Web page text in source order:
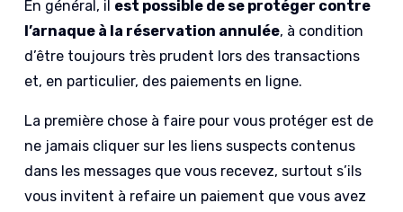
En général, il est possible de se protéger contre
l’arnaque à la réservation annulée, à condition
d’être toujours très prudent lors des transactions
et, en particulier, des paiements en ligne.
La première chose à faire pour vous protéger est de
ne jamais cliquer sur les liens suspects contenus
dans les messages que vous recevez, surtout s’ils
vous invitent à refaire un paiement que vous avez